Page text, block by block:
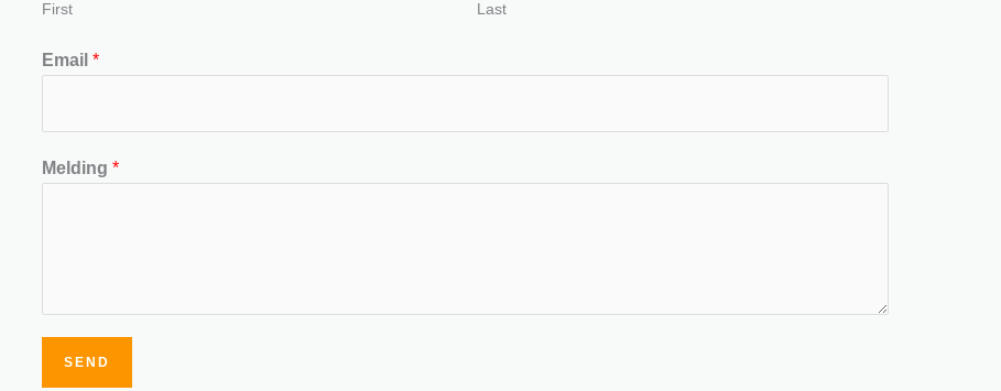
First Last
Email*
Melding*
SEND